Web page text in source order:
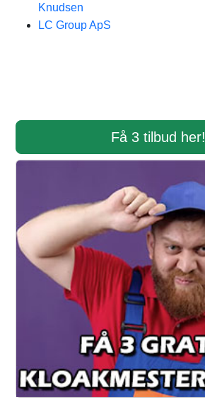
Knudsen
LC Group ApS
Få 3 tilbud her!